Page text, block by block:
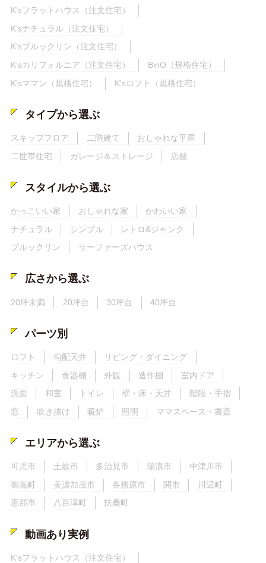
K'sフラットハウス（注文住宅）
K'sナチュラル（注文住宅）
K'sブルックリン（注文住宅）
K'sカリフォルニア（注文住宅）
BinO（規格住宅）
K'sママン（規格住宅）
K'sロフト（規格住宅）
タイプから選ぶ
スキップフロア 二階建て
おしゃれな平屋
二世帯住宅
ガレージ＆ストレージ 店舗
スタイルから選ぶ
かっこいい家 おしゃれな家
かわいい家
ナチュラル
シンプル
レトロ&ジャンク
ブルックリン
サーファーズハウス
広さから選ぶ
20坪未満 20坪台 30坪台 40坪台
パーツ別
ロフト 勾配天井
リビング・ダイニング
キッチン
食器棚 外観 造作棚
室内ドア
洗面
和室 トイレ 壁・床・天井
階段・手摺
窓
吹き抜け 暖炉 照明 ママスペース・書斎
エリアから選ぶ
可児市 土岐市 多治見市 瑞浪市
中津川市
御嵩町
美濃加茂市 各務原市 関市
川辺町
恵那市
八百津町 扶桑町
動画あり実例
K'sフラットハウス（注文住宅）